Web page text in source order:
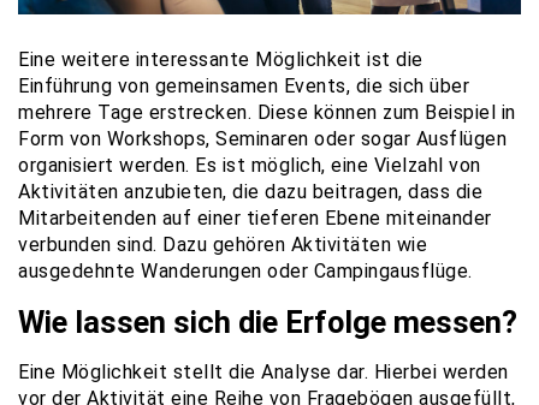
Eine weitere interessante Möglichkeit ist die
Einführung von gemeinsamen Events, die sich über
mehrere Tage erstrecken. Diese können zum Beispiel in
Form von Workshops, Seminaren oder sogar Ausflügen
organisiert werden. Es ist möglich, eine Vielzahl von
Aktivitäten anzubieten, die dazu beitragen, dass die
Mitarbeitenden auf einer tieferen Ebene miteinander
verbunden sind. Dazu gehören Aktivitäten wie
ausgedehnte Wanderungen oder Campingausflüge.
Wie lassen sich die Erfolge messen?
Eine Möglichkeit stellt die Analyse dar. Hierbei werden
vor der Aktivität eine Reihe von Fragebögen ausgefüllt,